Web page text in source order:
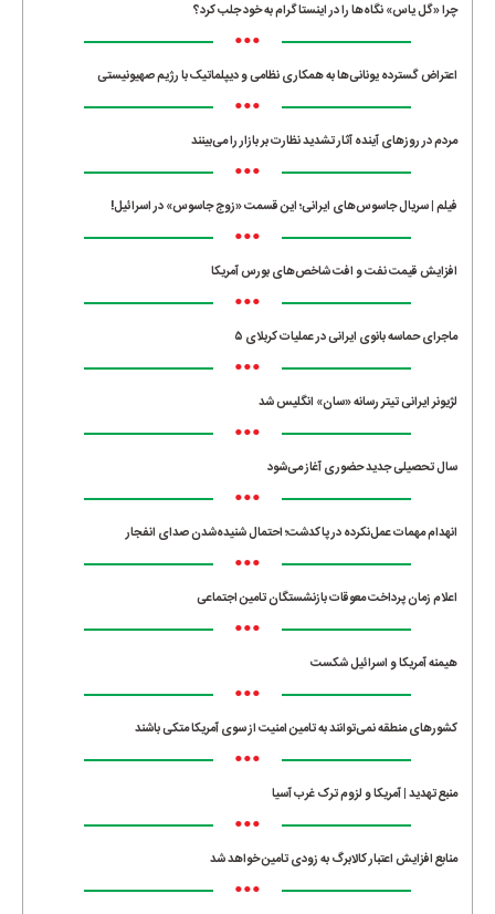
چرا «گل یاس» نگاه‌ها را در اینستاگرام به خود جلب کرد؟
•••
اعتراض گسترده یونانی‌ها به همکاری نظامی و دیپلماتیک با رژیم صهیونیستی
•••
مردم در روزهای آینده آثار تشدید نظارت بر بازار را می‌بینند
•••
فیلم | سریال جاسوس‌های ایرانی؛ این قسمت «زوج جاسوس» در اسرائیل!
•••
افزایش قیمت نفت و افت شاخص‌های بورس آمریکا
•••
ماجرای حماسه‌ بانوی ایرانی در عملیات کربلای ۵
•••
لژیونر ایرانی تیتر رسانه «سان» انگلیس شد
•••
سال تحصیلی جدید حضوری آغاز می‌شود
•••
انهدام مهمات عمل‌نکرده در پاکدشت؛ احتمال شنیده‌شدن صدای انفجار
•••
اعلام زمان پرداخت معوقات بازنشستگان تامین اجتماعی
•••
هیمنه آمریکا و اسرائیل شکست
•••
کشورهای منطقه نمی‌توانند به تامین امنیت از سوی آمریکا متکی باشند
•••
منبع تهدید | آمریکا و لزوم ترک غرب آسیا
•••
منابع افزایش اعتبار کالابرگ به زودی تامین خواهد شد
•••